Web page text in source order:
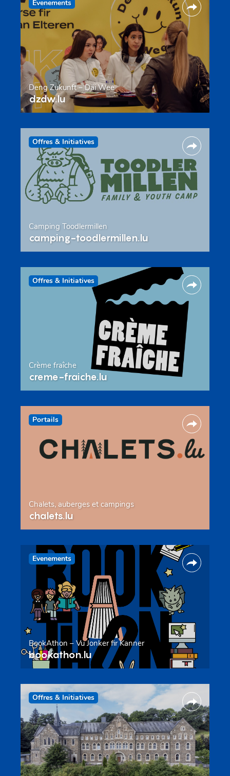
Evenements
Deng Zukunft – Däi Wee
dzdw.lu
Offres & Initiatives
Camping Toodlermillen
camping-toodlermillen.lu
Offres & Initiatives
Crème fraîche
creme-fraiche.lu
Portails
Chalets, auberges et campings
chalets.lu
Evenements
BookAthon – Vu Jonker fir Kanner
bookathon.lu
Offres & Initiatives